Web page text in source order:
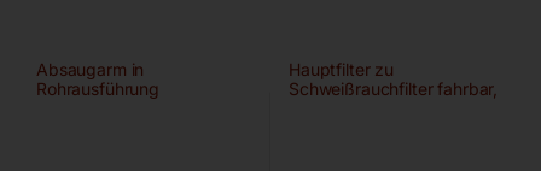
Absaugarm in
Rohrausführung
Hauptfilter zu
Schweißrauchfilter fahrbar,